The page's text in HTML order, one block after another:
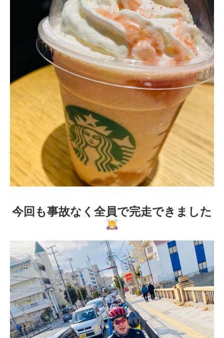
今回も事故なく全員で完走できました